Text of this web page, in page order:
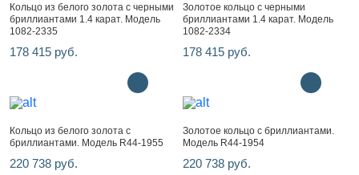
Кольцо из белого золота с черными
бриллиантами 1.4 карат. Модель
1082-2335
178 415 руб.
Золотое кольцо с черными
бриллиантами 1.4 карат. Модель
1082-2334
178 415 руб.
Кольцо из белого золота с
бриллиантами. Модель R44-1955
220 738 руб.
Золотое кольцо с бриллиантами.
Модель R44-1954
220 738 руб.